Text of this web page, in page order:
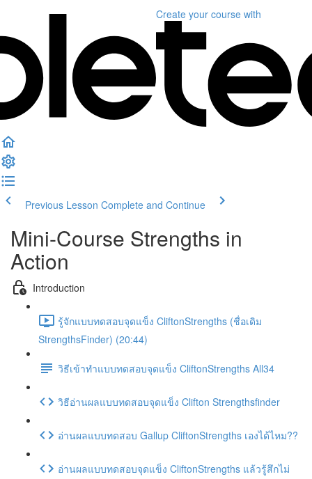
Create your course with
Previous Lesson Complete and Continue
Mini-Course Strengths in
Action
Introduction
รู้จักแบบทดสอบจุดแข็ง CliftonStrengths (ชื่อเดิม
StrengthsFinder) (20:44)
วิธีเข้าทำแบบทดสอบจุดแข็ง CliftonStrengths All34
วิธีอ่านผลแบบทดสอบจุดแข็ง Clifton Strengthsfinder
อ่านผลแบบทดสอบ Gallup CliftonStrengths เองได้ไหม??
อ่านผลแบบทดสอบจุดแข็ง CliftonStrengths แล้วรู้สึกไม่